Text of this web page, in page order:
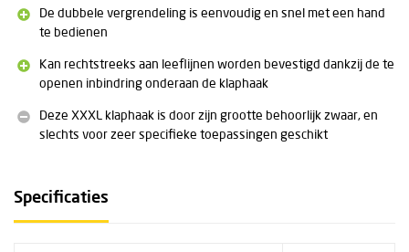
De dubbele vergrendeling is eenvoudig en snel met een hand
te bedienen
Kan rechtstreeks aan leeflijnen worden bevestigd dankzij de te
openen inbindring onderaan de klaphaak
Deze XXXL klaphaak is door zijn grootte behoorlijk zwaar, en
slechts voor zeer specifieke toepassingen geschikt
Specificaties